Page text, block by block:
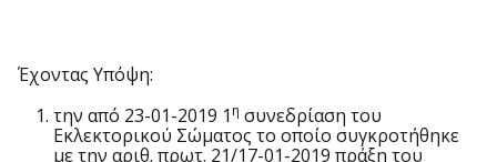
Έχοντας Υπόψη:
την από 23-01-2019 1 η συνεδρίαση του
Εκλεκτορικού Σώματος το οποίο συγκροτήθηκε
με την αριθ. πρωτ. 21/17-01-2019 πράξη του